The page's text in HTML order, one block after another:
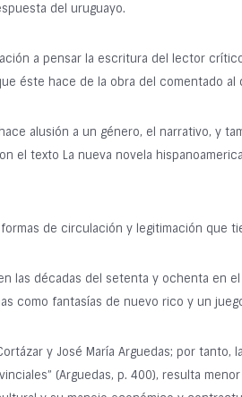
del uruguayo.
a pensar la escritura del lector
éste hace de la obra del comentado al
alusión a un género, el narrativo, y
el texto La nueva novela
de circulación y legitimación que
las décadas del setenta y ochenta en
como fantasías de nuevo rico y un
y José María Arguedas; por tanto,
(Arguedas, p. 400), resulta